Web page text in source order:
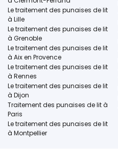
Le traitement des punaises de lit
à Lille
Le traitement des punaises de lit
à Grenoble
Le traitement des punaises de lit
à Aix en Provence
Le traitement des punaises de lit
à Rennes
Le traitement des punaises de lit
à Dijon
Traitement des punaises de lit à
Paris
Le traitement des punaises de lit
à Montpellier